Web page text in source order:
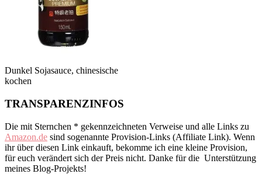
Dunkel Sojasauce, chinesische
kochen
TRANSPARENZINFOS
Die mit Sternchen * gekennzeichneten Verweise und alle Links zu
Amazon.de sind sogenannte Provision-Links (Affiliate Link). Wenn
ihr über diesen Link einkauft, bekomme ich eine kleine Provision,
für euch verändert sich der Preis nicht. Danke für die Unterstützung
meines Blog-Projekts!